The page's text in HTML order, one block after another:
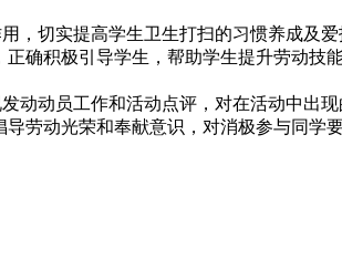
，切实提高学生卫生打扫的习惯养成及
确积极引导学生，帮助学生提升劳动技
动动员工作和活动点评，对在活动中出
劳动光荣和奉献意识，对消极参与同学